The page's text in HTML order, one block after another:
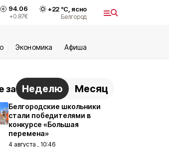
94.06
+0.87€
+22°С, ясно
Белгород
Экономика Aфиша
за Неделю Месяц
Белгородские школьники
стали победителями в
конкурсе «Большая
перемена»
4 августа , 10:46